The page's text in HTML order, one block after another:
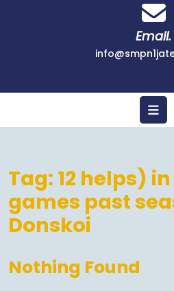
Email.
Tag: 12 helps)
games past
Donskoi
Nothing Found